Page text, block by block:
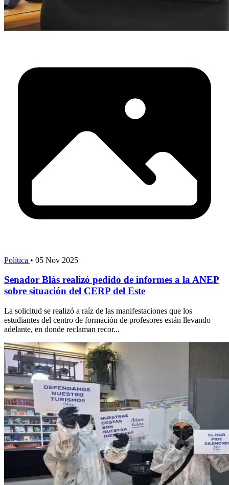
Política • 05 Nov 2025
Senador Blás realizó pedido de informes a la ANEP
sobre situación del CERP del Este
La solicitud se realizó a raíz de las manifestaciones que los
estudiantes del centro de formación de profesores están llevando
adelante, en donde reclaman recor...